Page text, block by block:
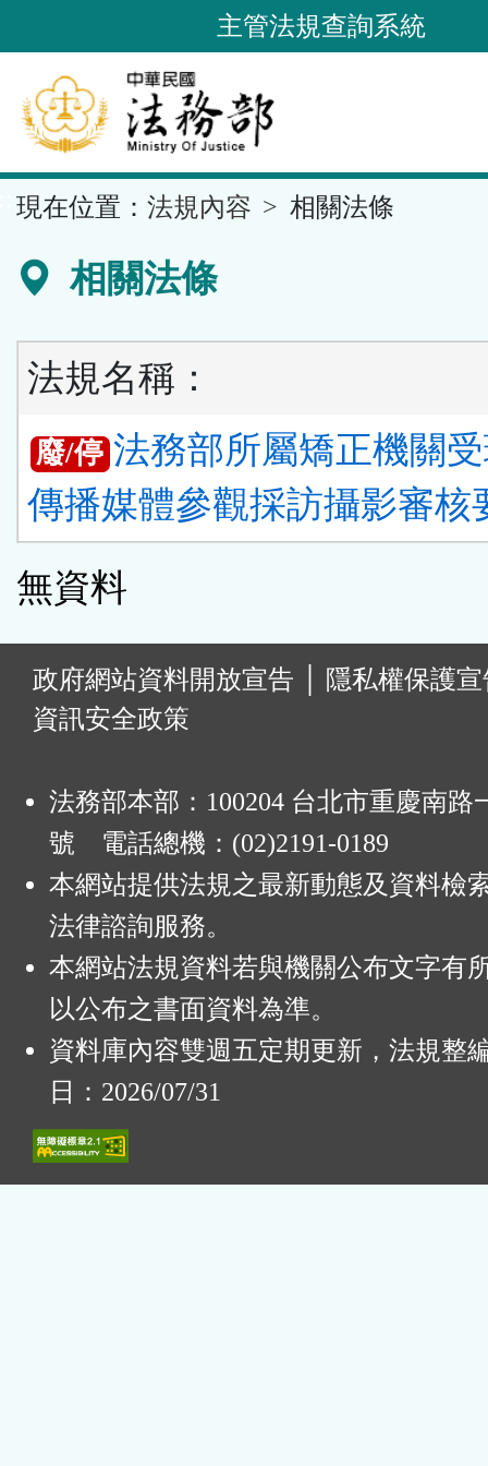
到
要
內
容
區
主管法規查詢系統
現在位置： 法規內容 相關法條
相關法條
法規名稱：
廢/停 法務部所屬矯正機關
傳播媒體參觀採訪攝影審核
無資料
政府網站資料開放宣告
隱私權保護
資訊安全政策
法務部本部：100204 台北市重慶南路
號 電話總機：(02)2191-0189
本網站提供法規之最新動態及資料檢
法律諮詢服務。
本網站法規資料若與機關公布文字有
以公布之書面資料為準。
資料庫內容雙週五定期更新，法規整
日：2026/07/31